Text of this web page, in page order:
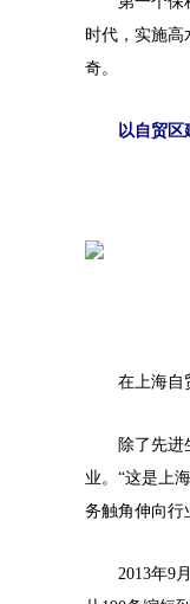
时代，实施高
奇。
以自贸区建
在上海自贸
除了先进生
业。“这是上
务触角伸向行
2013年9月